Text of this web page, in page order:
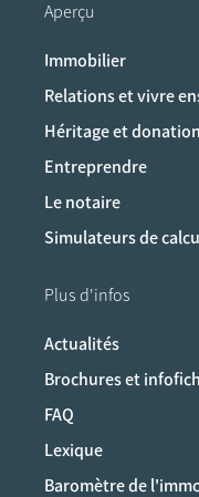
Aperçu
Immobilier
Relations et vivre
Héritage et
Entreprendre
Le notaire
Simulateurs de
Plus d'infos
Actualités
Brochures et
FAQ
Lexique
Baromètre de